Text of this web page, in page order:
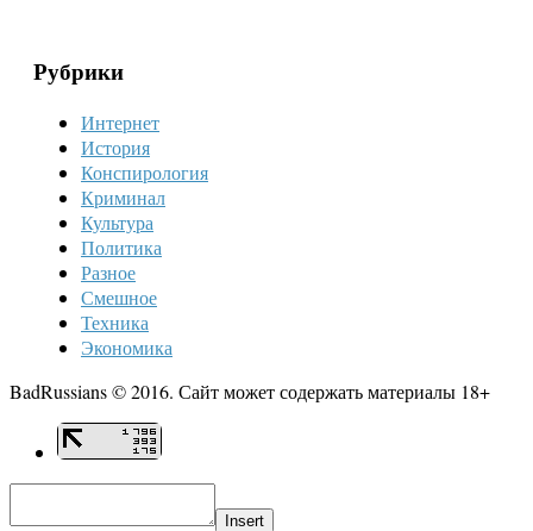
Рубрики
Интернет
История
Конспирология
Криминал
Культура
Политика
Разное
Смешное
Техника
Экономика
BadRussians © 2016. Сайт может содержать материалы 18+
Insert